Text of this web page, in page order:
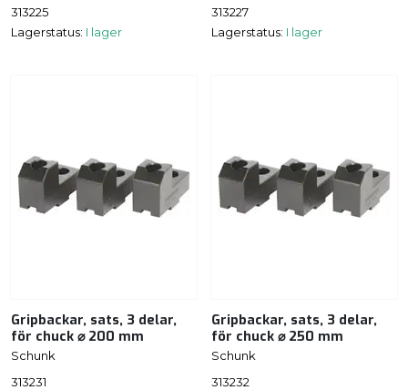
313225
Lagerstatus: I lager
313227
Lagerstatus: I lager
Gripbackar, sats, 3 delar,
för chuck ⌀ 200 mm
Schunk
313231
Gripbackar, sats, 3 delar,
för chuck ⌀ 250 mm
Schunk
313232